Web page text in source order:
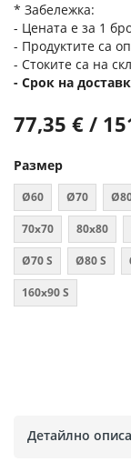
* Забележка:
- Цената е за 1
- Продуктите са
- Стоките са на
Срок на
77,35 € /
Размер
Ø60 Ø70
70x70 80х80
Ø70 S Ø80 S
160x90 S
Детайлно